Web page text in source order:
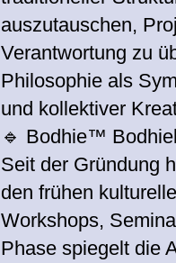
auszutauschen,
Verantwortung zu
Philosophie als
und kollektiver
🔹 Bodhie™
Seit der Gründung
den frühen
Workshops,
Phase spiegelt die